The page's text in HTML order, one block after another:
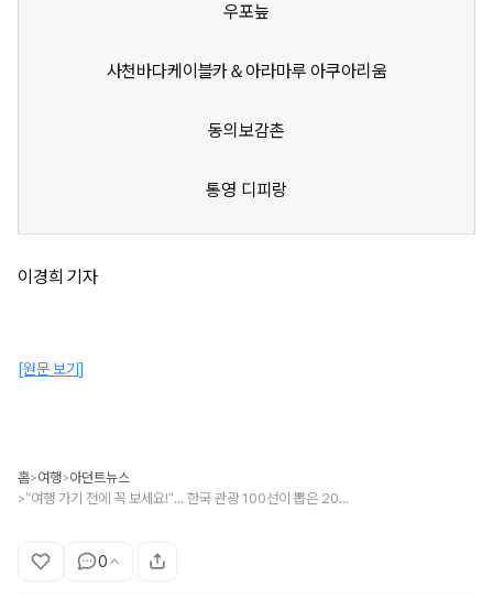
우포늪
사천바다케이블카＆아라마루 아쿠아리움
동의보감촌
통영 디피랑
이경희 기자
[원문 보기]
홈>여행>아던트뉴스
> “여행 가기 전에 꼭 보세요!”... 한국 관광 100선이 뽑은 2025 국내 명소 TOP 9
0